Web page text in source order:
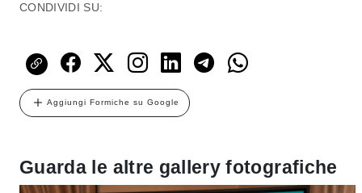
CONDIVIDI SU:
Aggiungi Formiche su Google
Guarda le altre gallery fotografiche